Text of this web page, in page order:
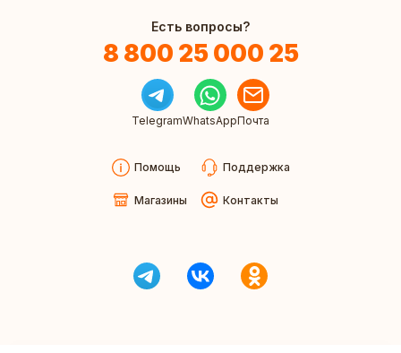
Есть вопросы?
8 800 25 000 25
TelegramWhatsAppПочта
Помощь Поддержка
Магазины Контакты